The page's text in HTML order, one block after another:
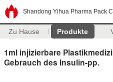
Shandong Yihua Pharma Pack
Zu Hause Produkte
1ml injizierbare
Gebrauch des Insulin-pp.